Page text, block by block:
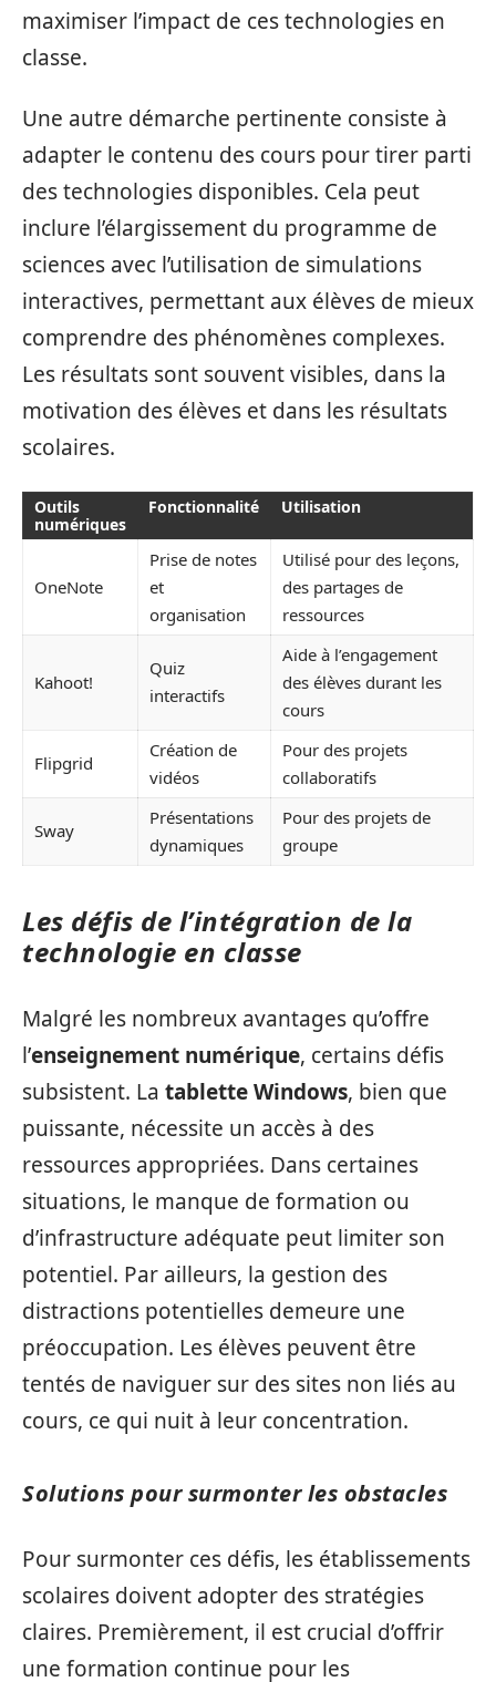
maximiser l’impact de ces technologies en
classe.
Une autre démarche pertinente consiste à
adapter le contenu des cours pour tirer parti
des technologies disponibles. Cela peut
inclure l’élargissement du programme de
sciences avec l’utilisation de simulations
interactives, permettant aux élèves de mieux
comprendre des phénomènes complexes.
Les résultats sont souvent visibles, dans la
motivation des élèves et dans les résultats
scolaires.
Outils
numériques
Fonctionnalité Utilisation
OneNote
Prise de notes
et
organisation
Utilisé pour des leçons,
des partages de
ressources
Kahoot!
Quiz
interactifs
Aide à l’engagement
des élèves durant les
cours
Flipgrid
Création de
vidéos
Pour des projets
collaboratifs
Sway
Présentations
dynamiques
Pour des projets de
groupe
Les défis de l’intégration de la
technologie en classe
Malgré les nombreux avantages qu’offre
l’enseignement numérique, certains défis
subsistent. La tablette Windows, bien que
puissante, nécessite un accès à des
ressources appropriées. Dans certaines
situations, le manque de formation ou
d’infrastructure adéquate peut limiter son
potentiel. Par ailleurs, la gestion des
distractions potentielles demeure une
préoccupation. Les élèves peuvent être
tentés de naviguer sur des sites non liés au
cours, ce qui nuit à leur concentration.
Solutions pour surmonter les obstacles
Pour surmonter ces défis, les établissements
scolaires doivent adopter des stratégies
claires. Premièrement, il est crucial d’offrir
une formation continue pour les